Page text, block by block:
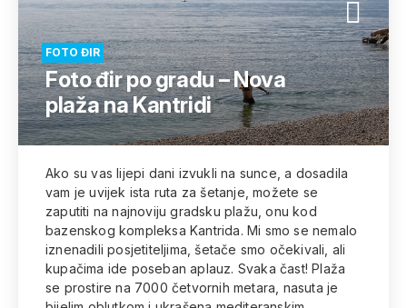
FOTO ĐIR
Foto đir po gradu – Nova
plaža na Kantridi
Ako su vas lijepi dani izvukli na sunce, a dosadila
vam je uvijek ista ruta za šetanje, možete se
zaputiti na najnoviju gradsku plažu, onu kod
bazenskog kompleksa Kantrida. Mi smo se nemalo
iznenadili posjetiteljima, šetače smo očekivali, ali
kupačima ide poseban aplauz. Svaka čast! Plaža
se prostire na 7000 četvornih metara, nasuta je